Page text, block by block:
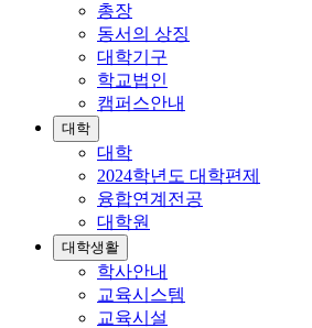
총장
동서의 상징
대학기구
학교법인
캠퍼스안내
대학
대학
2024학년도 대학편제
융합연계전공
대학원
대학생활
학사안내
교육시스템
교육시설